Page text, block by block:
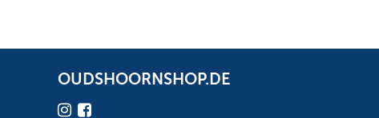
OUDSHOORNSHOP.DE